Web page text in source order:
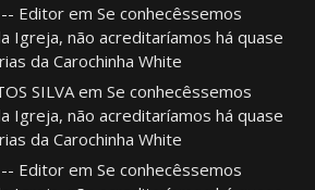
Editorem Se conhecêssemos
Igreja, não acreditaríamos há quase
da Carochinha White
SILVAem Se conhecêssemos
Igreja, não acreditaríamos há quase
da Carochinha White
Editorem Se conhecêssemos